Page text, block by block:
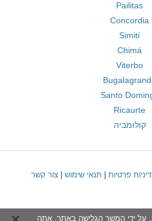
Pailitas
Concordia
Simití
Chimá
Viterbo
Santo
Ricaurte
קולומביה
פרטיות תנאי שימוש צור קשר
על ידי המשך הגלישה באתר, אתה